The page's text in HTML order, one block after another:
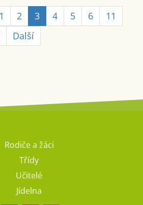
1 2 3 4 5 6
11
Další
Rodiče a žáci
Třídy
Učitelé
Jídelna